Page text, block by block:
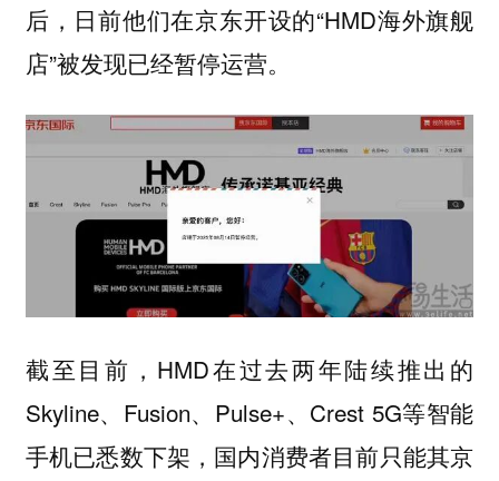
后，日前他们在京东开设的“HMD海外旗舰
店”被发现已经暂停运营。
截至目前，HMD在过去两年陆续推出的
Skyline、Fusion、Pulse+、Crest 5G等智能
手机已悉数下架，国内消费者目前只能其京